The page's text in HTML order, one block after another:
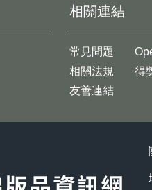
相關連結
常見問題
相關法規
友善連結
得